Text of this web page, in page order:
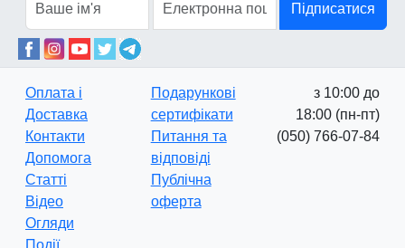
Підписатися
Оплата і
Доставка
Контакти
Допомога
Статті
Відео
Огляди
Події
Подарункові
сертифікати
Питання та
відповіді
Публічна
оферта
з 10:00 до
18:00 (пн-пт)
(050) 766-07-84